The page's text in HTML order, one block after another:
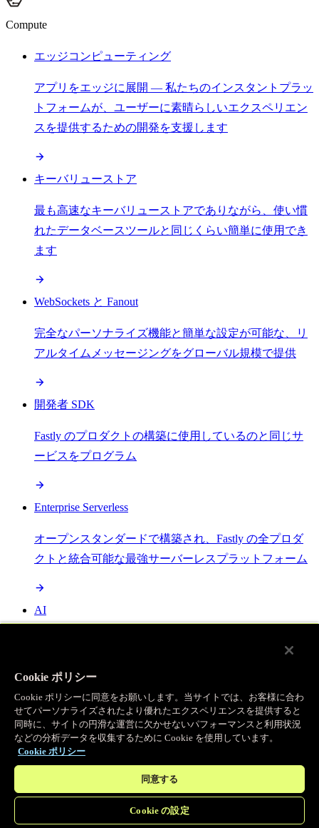
Compute
エッジコンピューティング
アプリをエッジに展開 — 私たちのインスタントプラッ
トフォームが、ユーザーに素晴らしいエクスペリエン
スを提供するための開発を支援します
キーバリューストア
最も高速なキーバリューストアでありながら、使い慣
れたデータベースツールと同じくらい簡単に使用でき
ます
WebSockets と Fanout
完全なパーソナライズ機能と簡単な設定が可能な、リ
アルタイムメッセージングをグローバル規模で提供
開発者 SDK
Fastly のプロダクトの構築に使用しているのと同じサ
ービスをプログラム
Enterprise Serverless
オープンスタンダードで構築され、Fastly の全プロダ
クトと統合可能な最強サーバーレスプラットフォーム
AI
Object Storage
送信量ゼロで大容量ファイルにエッジで直接アクセス
プログラマブルキャッシュ
Cookie ポリシー
Cookie ポリシーに同意をお願いします。当サイトでは、お客様に合わ
せてパーソナライズされたより優れたエクスペリエンスを提供すると
同時に、サイトの円滑な運営に欠かせないパフォーマンスと利用状況
などの分析データを収集するために Cookie を使用しています。
Cookie ポリシー
同意する
Cookie の設定